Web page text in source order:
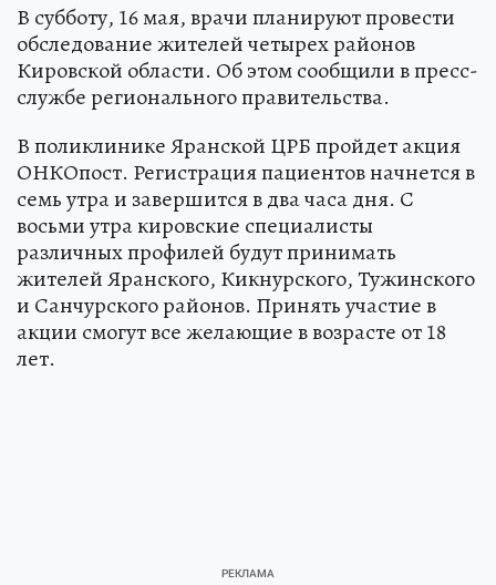
В субботу, 16 мая, врачи планируют провести
обследование жителей четырех районов
Кировской области. Об этом сообщили в пресс-
службе регионального правительства.
В поликлинике Яранской ЦРБ пройдет акция
ОНКОпост. Регистрация пациентов начнется в
семь утра и завершится в два часа дня. С
восьми утра кировские специалисты
различных профилей будут принимать
жителей Яранского, Кикнурского, Тужинского
и Санчурского районов. Принять участие в
акции смогут все желающие в возрасте от 18
лет.